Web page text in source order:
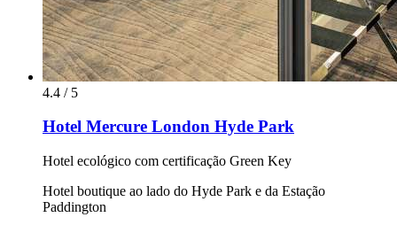
4.4 / 5
Hotel Mercure London Hyde Park
Hotel ecológico com certificação Green Key
Hotel boutique ao lado do Hyde Park e da Estação
Paddington